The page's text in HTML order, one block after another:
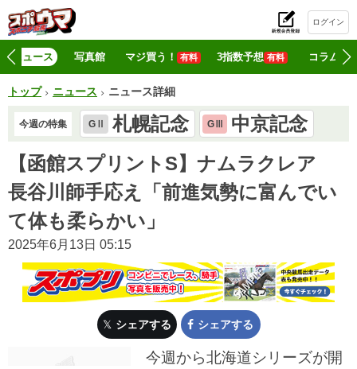
ログイン
ニュース 写真館 マジ買う！ 有料 3指数予想 有料 コラム
トップ ニュース ニュース詳細
今週の特集 GⅡ 札幌記念 GⅢ
中京記念
【函館スプリントS】ナムラクレア
長谷川師手応え「前進気勢に富んでい
て体も柔らかい」
2025年6月13日 05:15
シェアする シェアする
今週から北海道シリーズが開